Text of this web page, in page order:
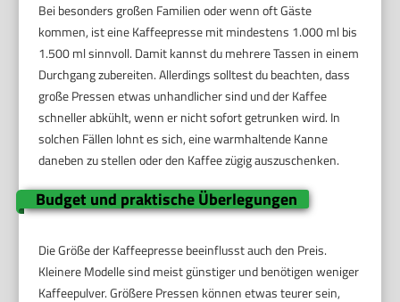
Bei besonders großen Familien oder wenn oft Gäste
kommen, ist eine Kaffeepresse mit mindestens 1.000 ml bis
1.500 ml sinnvoll. Damit kannst du mehrere Tassen in einem
Durchgang zubereiten. Allerdings solltest du beachten, dass
große Pressen etwas unhandlicher sind und der Kaffee
schneller abkühlt, wenn er nicht sofort getrunken wird. In
solchen Fällen lohnt es sich, eine warmhaltende Kanne
daneben zu stellen oder den Kaffee zügig auszuschenken.
Budget und praktische Überlegungen
Die Größe der Kaffeepresse beeinflusst auch den Preis.
Kleinere Modelle sind meist günstiger und benötigen weniger
Kaffeepulver. Größere Pressen können etwas teurer sein,